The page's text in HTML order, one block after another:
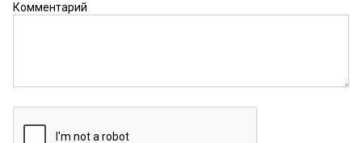
Комментарий